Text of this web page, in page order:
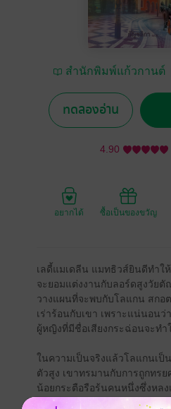
สำนักพิมพ์แก้วกานต์
ทดลองอ่าน
4.90
อยากได้ ซื้อเป็นของขวัญ
เลดี้แมเดลีน แมทธิวส์ยินดีทำให้
จะยอมแต่งงานกับลอร์ดสูงวัย
วางแผนที่จะพบกับโลแกน สกอ
เร่าร้อนกับเขา เพราะแน่นอน
ผู้หญิงที่มีชื่อเสียงกระฉ่อนจะท
ในความเป็นจริงแล้วโลแกนเ
ตัวสูง เขาทรมานกับการถูกทร
น้อยกระตือรือร้นคนหนึ่งซึ่งหลง
ยุ่งยากซับซ้อนของลอนดอน กำ